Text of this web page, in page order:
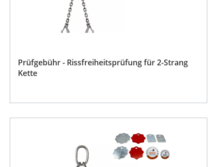
Prüfgebühr - Rissfreiheitsprüfung für 2-Strang
Kette